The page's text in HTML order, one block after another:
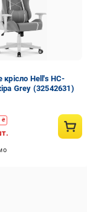
крісло Hell's HC-
Grey (32542631)
₴